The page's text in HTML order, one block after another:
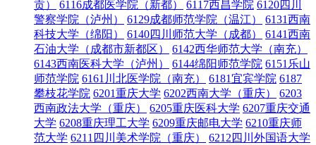
贡）
6116成都医学院（新都） 6117西昌学院 6120四川
警察学院（泸州）
6129成都师范学院（温江）
6131西南
科技大学（绵阳）
6140四川师范大学（成都）
6141西南
石油大学（成都市新都区）
6142西华师范大学（南充）
6143西南医科大学（泸州）
6144绵阳师范学院 6151乐山
师范学院 6161川北医学院（南充） 6181宜宾学院 6187
攀枝花学院 6201重庆大学 6202西南大学（重庆）
6203
西南政法大学（重庆）
6205重庆医科大学 6207重庆交通
大学 6208重庆理工大学 6209重庆邮电大学 6210重庆师
范大学 6211四川美术学院（重庆）
6212四川外国语大学